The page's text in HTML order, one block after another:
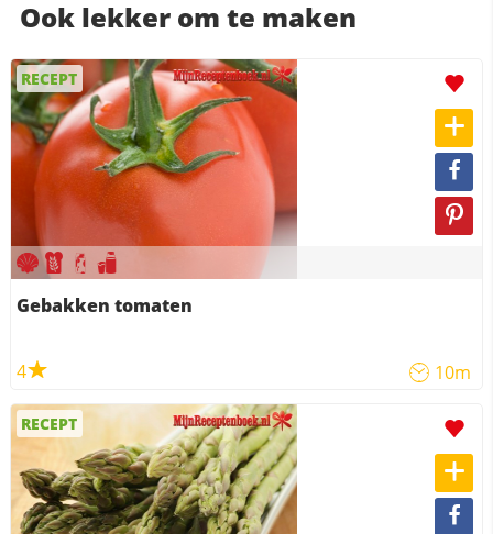
Ook lekker om te maken
RECEPT
Gebakken tomaten
4 10m
RECEPT